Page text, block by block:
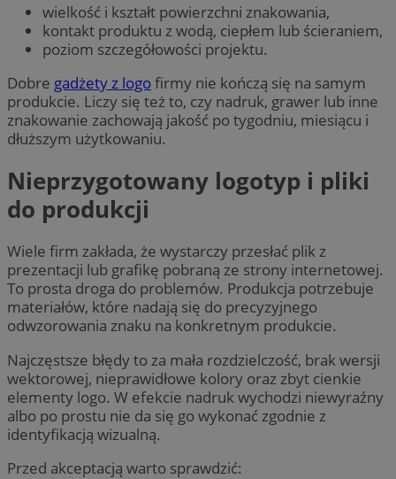
wielkość i kształt powierzchni znakowania,
kontakt produktu z wodą, ciepłem lub ścieraniem,
poziom szczegółowości projektu.
Dobre gadżety z logofirmy nie kończą się na samym
produkcie. Liczy się też to, czy nadruk, grawer lub inne
znakowanie zachowają jakość po tygodniu, miesiącu i
dłuższym użytkowaniu.
Nieprzygotowany logotyp i pliki
do produkcji
Wiele firm zakłada, że wystarczy przesłać plik z
prezentacji lub grafikę pobraną ze strony internetowej.
To prosta droga do problemów. Produkcja potrzebuje
materiałów, które nadają się do precyzyjnego
odwzorowania znaku na konkretnym produkcie.
Najczęstsze błędy to za mała rozdzielczość, brak wersji
wektorowej, nieprawidłowe kolory oraz zbyt cienkie
elementy logo. W efekcie nadruk wychodzi niewyraźny
albo po prostu nie da się go wykonać zgodnie z
identyfikacją wizualną.
Przed akceptacją warto sprawdzić: